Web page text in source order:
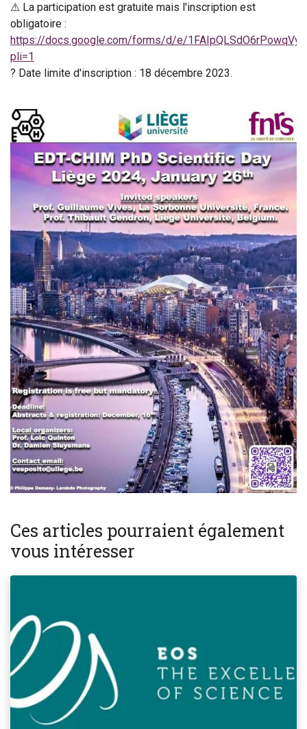
⚠ La participation est gratuite mais l'inscription est
obligatoire :
https://docs.google.com/forms/d/e/
pli=1
? Date limite d'inscription : 18 décembre 2023.
Ces articles pourraient également
vous intéresser